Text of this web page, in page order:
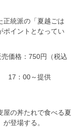
正統派の「夏越ごは
ポイントとなってい
価格：750円（税込
17：00～提供
屋の丼たれで食べる夏
登場する。